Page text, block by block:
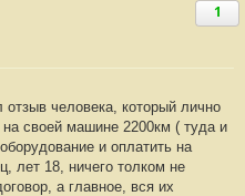
1
человека, который лично
своей машине 2200км ( туда и
и оплатить на
лет 18, ничего толком не
а главное, вся их